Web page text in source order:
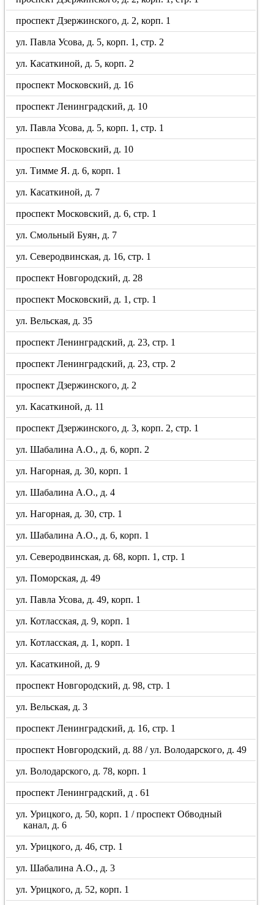
проспект Дзержинского, д. 2, корп. 1
ул. Павла Усова, д. 5, корп. 1, стр. 2
ул. Касаткиной, д. 5, корп. 2
проспект Московский, д. 16
проспект Ленинградский, д. 10
ул. Павла Усова, д. 5, корп. 1, стр. 1
проспект Московский, д. 10
ул. Тимме Я. д. 6, корп. 1
ул. Касаткиной, д. 7
проспект Московский, д. 6, стр. 1
ул. Смольный Буян, д. 7
ул. Северодвинская, д. 16, стр. 1
проспект Новгородский, д. 28
проспект Московский, д. 1, стр. 1
ул. Вельская, д. 35
проспект Ленинградский, д. 23, стр. 1
проспект Ленинградский, д. 23, стр. 2
проспект Дзержинского, д. 2
ул. Касаткиной, д. 11
проспект Дзержинского, д. 3, корп. 2, стр. 1
ул. Шабалина А.О., д. 6, корп. 2
ул. Нагорная, д. 30, корп. 1
ул. Шабалина А.О., д. 4
ул. Нагорная, д. 30, стр. 1
ул. Шабалина А.О., д. 6, корп. 1
ул. Северодвинская, д. 68, корп. 1, стр. 1
ул. Поморская, д. 49
ул. Павла Усова, д. 49, корп. 1
ул. Котласская, д. 9, корп. 1
ул. Котласская, д. 1, корп. 1
ул. Касаткиной, д. 9
проспект Новгородский, д. 98, стр. 1
ул. Вельская, д. 3
проспект Ленинградский, д. 16, стр. 1
проспект Новгородский, д. 88 / ул. Володарского, д. 49
ул. Володарского, д. 78, корп. 1
проспект Ленинградский, д . 61
ул. Урицкого, д. 50, корп. 1 / проспект Обводный
канал, д. 6
ул. Урицкого, д. 46, стр. 1
ул. Шабалина А.О., д. 3
ул. Урицкого, д. 52, корп. 1